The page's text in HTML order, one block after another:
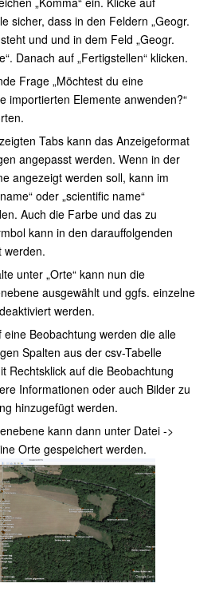
sicher, dass in den Feldern „Geogr.
steht und und in dem Feld „Geogr.
Danach auf „Fertigstellen“ klicken.
Frage „Möchtest du eine
importierten Elemente anwenden?“
Tabs kann das Anzeigeformat
angepasst werden. Wenn in der
angezeigt werden soll, kann im
oder „scientific name“
Auch die Farbe und das zu
kann in den darauffolgenden
werden.
unter „Orte“ kann nun die
ausgewählt und ggfs. einzelne
werden.
eine Beobachtung werden die alle
Spalten aus der csv-Tabelle
Rechtsklick auf die Beobachtung
Informationen oder auch Bilder zu
hinzugefügt werden.
kann dann unter Datei ->
Orte gespeichert werden.